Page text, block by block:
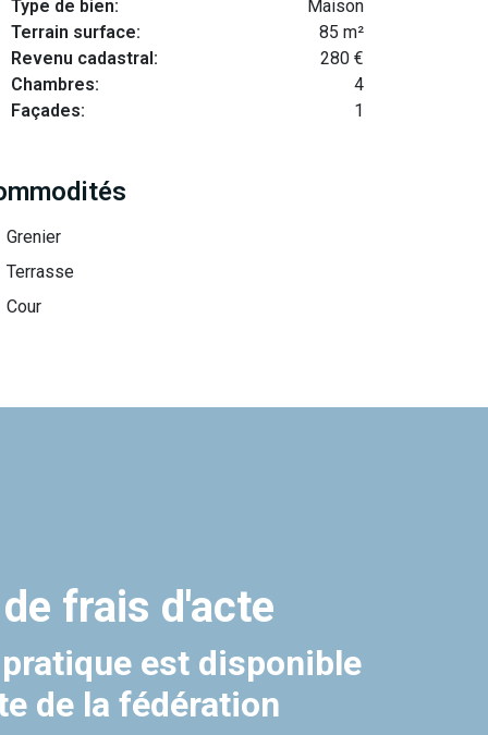
Type de bien:
Maison
Terrain surface:
85 m²
Revenu cadastral:
280 €
Chambres:
4
Façades:
1
Grenier
Terrasse
Cour
frais d'acte
est disponible
de la fédération